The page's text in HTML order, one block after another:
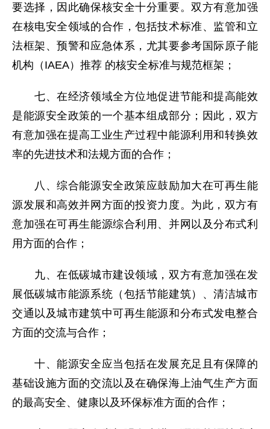
要选择，因此确保核安全十分重要。双方有意加强
在核电安全领域的合作，包括技术标准、监管和立
法框架、预警和应急体系，尤其要参考国际原子能
机构（IAEA）推荐 的核安全标准与规范框架；
七、在经济领域全方位地促进节能和提高能效
是能源安全政策的一个基本组成部分；因此，双方
有意加强在提高工业生产过程中能源利用和转换效
率的先进技术和法规方面的合作；
八、综合能源安全政策应鼓励加大在可再生能
源发展和高效并网方面的投资力度。为此，双方有
意加强在可再生能源综合利用、并网以及分布式利
用方面的合作；
九、在低碳城市建设领域，双方有意加强在发
展低碳城市能源系统（包括节能建筑）、清洁城市
交通以及城市建筑中可再生能源和分布式发电整合
方面的交流与合作；
十、能源安全应当包括在发展充足且有保障的
基础设施方面的交流以及在确保海上油气生产方面
的最高安全、健康以及环保标准方面的合作；